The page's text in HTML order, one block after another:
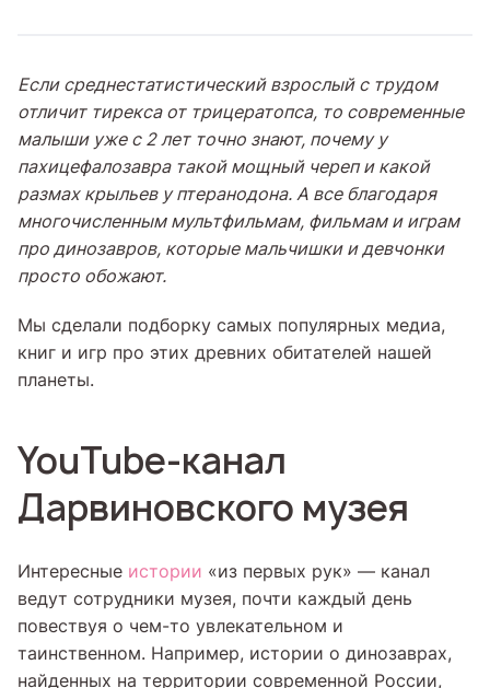
Если среднестатистический взрослый с трудом
отличит тирекса от трицератопса, то современные
малыши уже с 2 лет точно знают, почему у
пахицефалозавра такой мощный череп и какой
размах крыльев у птеранодона. А все благодаря
многочисленным мультфильмам, фильмам и играм
про динозавров, которые мальчишки и девчонки
просто обожают.
Мы сделали подборку самых популярных медиа,
книг и игр про этих древних обитателей нашей
планеты.
YouTube-канал
Дарвиновского музея
Интересные истории «из первых рук» — канал
ведут сотрудники музея, почти каждый день
повествуя о чем-то увлекательном и
таинственном. Например, истории о динозаврах,
найденных на территории современной России,